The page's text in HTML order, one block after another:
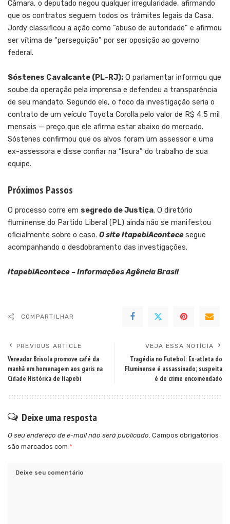
Câmara, o deputado negou qualquer irregularidade, afirmando
que os contratos seguem todos os trâmites legais da Casa.
Jordy classificou a ação como “abuso de autoridade” e afirmou
ser vítima de “perseguição” por ser oposição ao governo
federal.
Sóstenes Cavalcante (PL-RJ): O parlamentar informou que
soube da operação pela imprensa e defendeu a transparência
de seu mandato. Segundo ele, o foco da investigação seria o
contrato de um veículo Toyota Corolla pelo valor de R$ 4,5 mil
mensais — preço que ele afirma estar abaixo do mercado.
Sóstenes confirmou que os alvos foram um assessor e uma
ex-assessora e disse confiar na “lisura” do trabalho de sua
equipe.
Próximos Passos
O processo corre em segredo de Justiça. O diretório
fluminense do Partido Liberal (PL) ainda não se manifestou
oficialmente sobre o caso. O site ItapebiAcontecesegue
acompanhando o desdobramento das investigações.
ItapebiAcontece – Informações Agência Brasil
COMPARTILHAR
PREVIOUS ARTICLE
Vereador Brisola promove café da
manhã em homenagem aos garis na
Cidade Histórica de Itapebi
VEJA ESSA NOTÍCIA
Tragédia no Futebol: Ex-atleta do
Fluminense é assassinado; suspeita
é de crime encomendado
Deixe uma resposta
O seu endereço de e-mail não será publicado. Campos obrigatórios
são marcados com *